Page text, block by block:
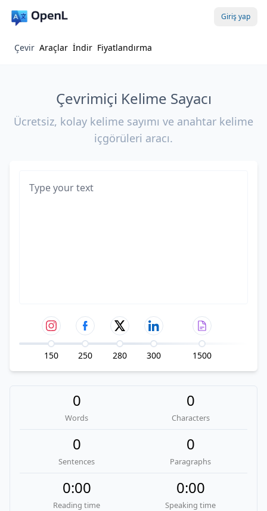
Giriş yap
Çevir Araçlar İndir Fiyatlandırma
Çevrimiçi Kelime Sayacı
Ücretsiz, kolay kelime sayımı ve anahtar kelime
içgörüleri aracı.
150 250 280 300 1500
0
Words
0
Characters
0
Sentences
0
Paragraphs
0:00
Reading time
0:00
Speaking time